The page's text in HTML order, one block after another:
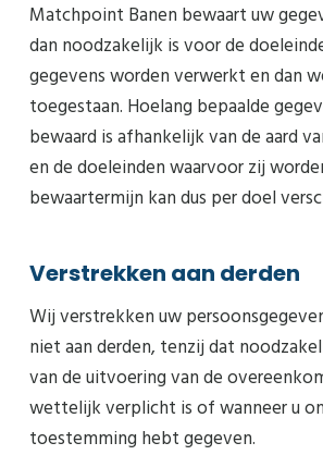
Matchpoint Banen bewaart uw
dan noodzakelijk is voor de
gegevens worden verwerkt en dan
toegestaan. Hoelang bepaalde
bewaard is afhankelijk van de aard
en de doeleinden waarvoor zij
bewaartermijn kan dus per doel
Verstrekken aan derden
Wij verstrekken uw
niet aan derden, tenzij dat
van de uitvoering van de
wettelijk verplicht is of wanneer u
toestemming hebt gegeven.